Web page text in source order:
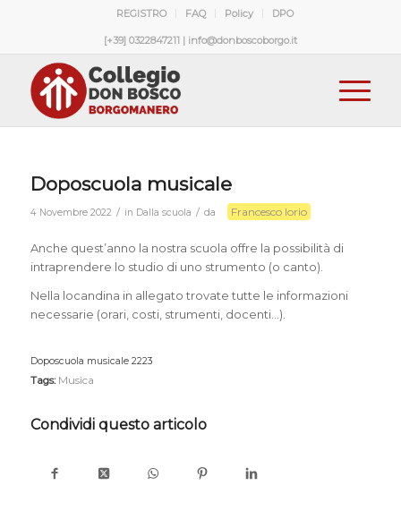
REGISTRO FAQ Policy DPO
[+39] 0322847211 | info@donboscoborgo.it
Doposcuola musicale
4 Novembre 2022 / in Dalla scuola / da Francesco Iorio
Anche quest’anno la nostra scuola offre la possibilità di
intraprendere lo studio di uno strumento (o canto).
Nella locandina in allegato trovate tutte le informazioni
necessarie (orari, costi, strumenti, docenti…).
Doposcuola musicale 2223
Tags: Musica
Condividi questo articolo